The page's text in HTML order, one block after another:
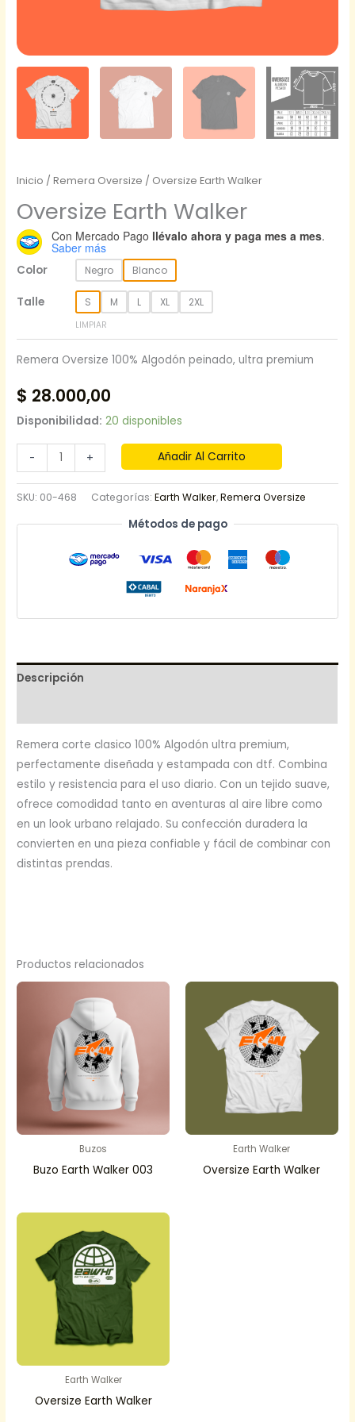
Inicio /Remera Oversize / Oversize Earth Walker
Oversize Earth Walker
Con Mercado Pago llévalo ahora y paga mes a mes.
Saber más
Color Negro Blanco
Talle S M L XL 2XL
LIMPIAR
Remera Oversize 100% Algodón peinado, ultra premium
$ 28.000,00
Disponibilidad: 20 disponibles
- + Añadir Al Carrito
SKU: 00-468 Categorías:Earth Walker,Remera Oversize
Métodos de pago
Descripción
Remera corte clasico 100% Algodón ultra premium,
perfectamente diseñada y estampada con dtf. Combina
estilo y resistencia para el uso diario. Con un tejido suave,
ofrece comodidad tanto en aventuras al aire libre como
en un look urbano relajado. Su confección duradera la
convierten en una pieza confiable y fácil de combinar con
distintas prendas.
Productos relacionados
Buzos
Buzo Earth Walker 003
Earth Walker
Oversize Earth Walker
Earth Walker
Oversize Earth Walker